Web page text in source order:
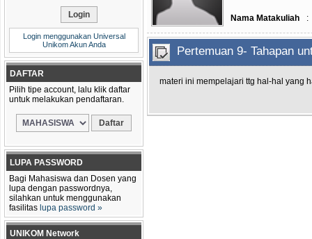
Login menggunakan Universal
Unikom Akun Anda
DAFTAR
Pilih tipe account, lalu klik daftar
untuk melakukan pendaftaran.
LUPA PASSWORD
Bagi Mahasiswa dan Dosen yang
lupa dengan passwordnya,
silahkan untuk menggunakan
fasilitas lupa password »
UNIKOM Network
Nama Matakuliah :
Pertemuan 9- Tahapan
materi ini mempelajari ttg hal-hal yang